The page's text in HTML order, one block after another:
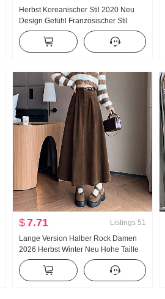
Herbst Koreanischer Stil 2020 Neu
Design Gefühl Französischer Stil
Nischenprodukt Tailliert Schlank
Falsches Zweiteiler Schulterfrei
Langarm Strickpullover Damen
$7.71 Listings 51
Lange Version Halber Rock Damen
2026 Herbst Winter Neu Hohe Taille
Koreanischer Stil Großes Pendel
Falten Abdeckung Schritt Schlank
Cord Mittel-Langer Rock